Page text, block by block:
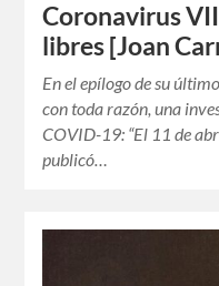
Coronavirus
libres [Joan
En el epílogo de su
con toda razón, una
COVID-19: “El 11 de
publicó…